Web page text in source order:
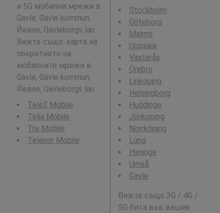
и 5G мобилни мрежи в
Gavle, Gävle kommun,
Йевле, Gävleborgs län .
Вижте също: карта на
покритието на
мобилните мрежи в
Gavle, Gävle kommun,
Йевле, Gävleborgs län .
Tele2 Mobile
Telia Mobile
Tre Mobile
Telenor Mobile
Stockholm
Göteborg
Malmö
Uppsala
Västerås
Örebro
Linköping
Helsingborg
Huddinge
Jönköping
Norrköping
Lund
Haninge
Umeå
Gävle
Вижте също 3G / 4G /
5G бита във вашия